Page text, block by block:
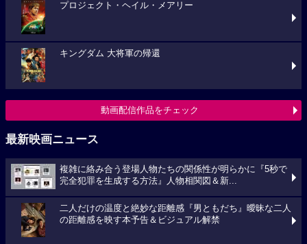
プロジェクト・ヘイル・メアリー
キングダム 大将軍の帰還
動画配信作品をチェック
最新映画ニュース
複雑に絡み合う登場人物たちの関係性が明らかに『5秒で
完全犯罪を生成する方法』人物相関図＆新...
二人だけの温度と絶妙な距離感『男ともだち』曖昧な二人
の距離感を映す本予告＆ビジュアル解禁